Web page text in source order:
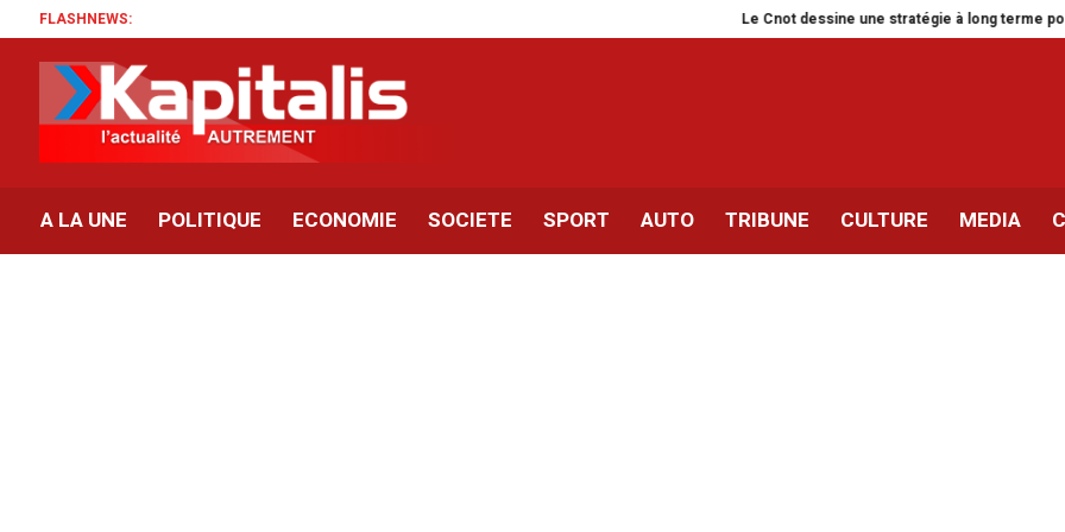
FLASHNEWS: Le Cnot dessine une stratégie à long terme pour
A LA UNE POLITIQUE ECONOMIE SOCIETE SPORT AUTO TRIBUNE CULTURE MEDIA